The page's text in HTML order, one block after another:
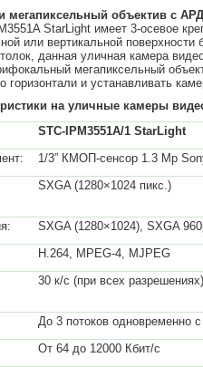
мегапиксельный объектив с АРД
StarLight имеет 3-осевое
или вертикальной
данная уличная камера
мегапиксельный
горизонтали и устанавливать
на уличные камеры
STC-IPM3551A/1 StarLight
1/3” КМОП-сенсор 1.3 Mp
SXGA (1280×1024 пикс.)
SXGA (1280×1024), SXGA
H.264, MPEG-4, MJPEG
30 к/с (при всех разрешениях)
До 3 потоков одновременно
От 64 до 12000 Кбит/с